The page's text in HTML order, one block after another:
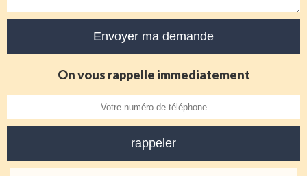
On vous rappelle immediatement